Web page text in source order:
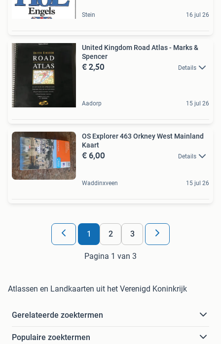
Stein 16 jul 26
United Kingdom Road Atlas - Marks &
Spencer
€ 2,50 Details
Aadorp 15 jul 26
OS Explorer 463 Orkney West Mainland
Kaart
€ 6,00 Details
Waddinxveen 15 jul 26
1 2 3
Pagina 1 van 3
Atlassen en Landkaarten uit het Verenigd Koninkrijk
Gerelateerde zoektermen
Populaire zoektermen